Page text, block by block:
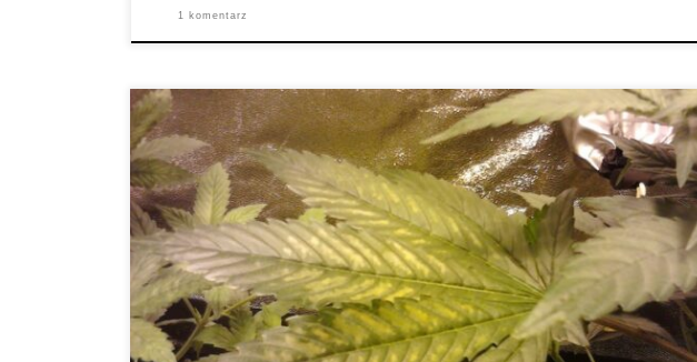
1 komentarz
Albo inaczej po prostu żółknięcie liści. SYMPTOMY: Rośliny pokazują różne
symptomy na liściach i we wzroście. Żółte liście i wolny wzrost, prawie stagnacyjny.
Dolne liście jako pierwsze stają się żółte […]